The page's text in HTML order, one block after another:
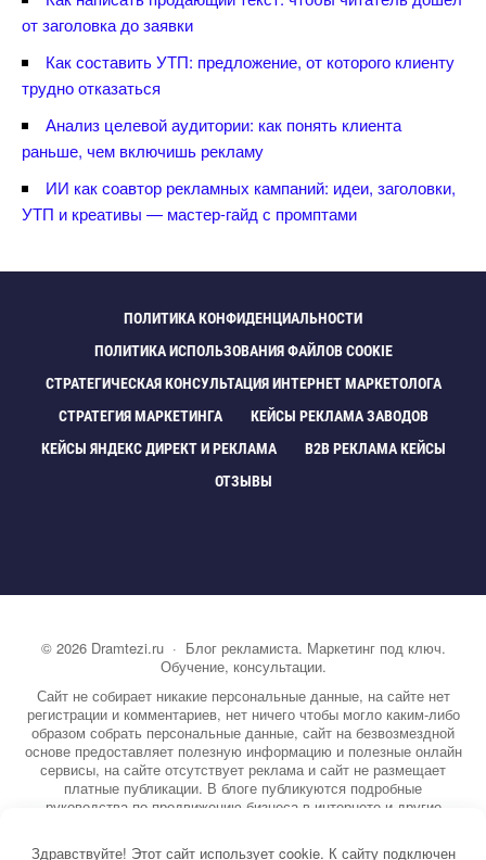
от заголовка до заявки
Как составить УТП: предложение, от которого клиенту
трудно отказаться
Анализ целевой аудитории: как понять клиента
раньше, чем включишь рекламу
ИИ как соавтор рекламных кампаний: идеи, заголовки,
УТП и креативы — мастер-гайд с промптами
ПОЛИТИКА КОНФИДЕНЦИАЛЬНОСТИ
ПОЛИТИКА ИСПОЛЬЗОВАНИЯ ФАЙЛОВ COOKIE
СТРАТЕГИЧЕСКАЯ КОНСУЛЬТАЦИЯ ИНТЕРНЕТ МАРКЕТОЛОГА
СТРАТЕГИЯ МАРКЕТИНГА
КЕЙСЫ РЕКЛАМА ЗАВОДО
КЕЙСЫ ЯНДЕКС ДИРЕКТ И РЕКЛАМА
B2B РЕКЛАМА КЕЙСЫ
ОТЗЫВЫ
© 2026 Dramtezi.ru· Блог рекламиста. Маркетинг под ключ.
Обучение, консультации.
Сайт не собирает никакие персональные данные, на сайте нет
регистрации и комментариев, нет ничего чтобы могло каким-либо
образом собрать персональные данные, сайт на безвозмездной
основе предоставляет полезную информацию и полезные онлайн
сервисы, на сайте отсутствует реклама и сайт не размещает
платные публикации. В блоге публикуются подробные
руководства по продвижению бизнеса в интернете и другие
информацию о маркетинге, рекламе, копирайтинге и другие темы.
Здравствуйте! Этот сайт использует cookie. К сайту подключен